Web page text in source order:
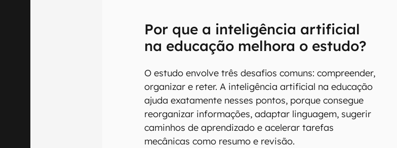
Por que a inteligência artificial
na educação melhora o estudo?
O estudo envolve três desafios comuns: compreender,
organizar e reter. A inteligência artificial na educação
ajuda exatamente nesses pontos, porque consegue
reorganizar informações, adaptar linguagem, sugerir
caminhos de aprendizado e acelerar tarefas
mecânicas como resumo e revisão.